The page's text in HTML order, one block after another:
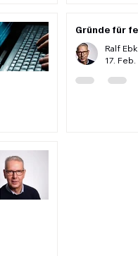
Gründe für
Ralf
17. Feb.